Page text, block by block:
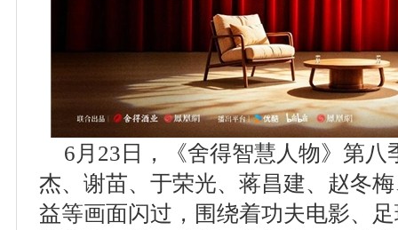
6月23日，《舍得智慧人物》第
杰、谢苗、于荣光、蒋昌建、赵冬
益等画面闪过，围绕着功夫电影、